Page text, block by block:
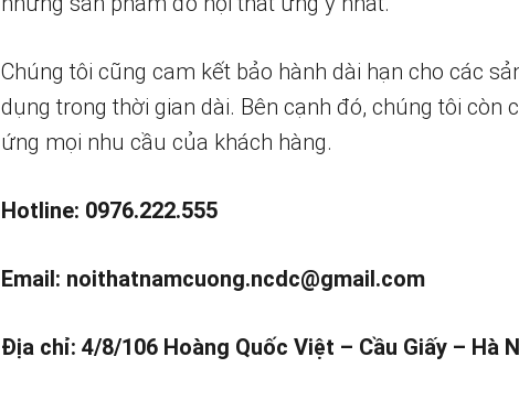
Chúng tôi cũng cam kết bảo hành dài hạn cho các
dụng trong thời gian dài. Bên cạnh đó, chúng tôi
ứng mọi nhu cầu của khách hàng.
Hotline: 0976.222.555
Email: noithatnamcuong.ncdc@gmail.com
Địa chỉ: 4/8/106 Hoàng Quốc Việt – Cầu Giấy – Hà